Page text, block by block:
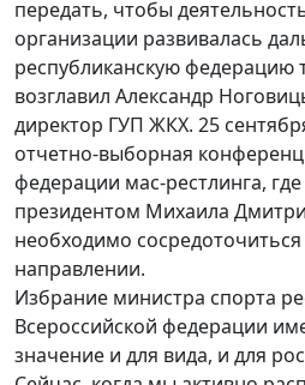
передать, чтобы
организации развивалась
республиканскую федерацию
возглавил Александр
директор ГУП ЖКХ. 25
отчетно-выборная
федерации мас-рестлинга,
президентом Михаила
необходимо
направлении.
Избрание министра спорта
Всероссийской федерации
значение и для вида, и для